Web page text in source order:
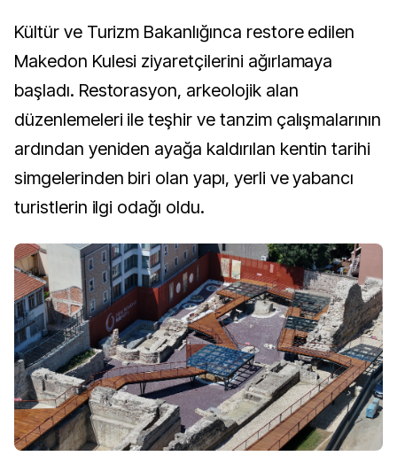
Kültür ve Turizm Bakanlığınca restore edilen
Makedon Kulesi ziyaretçilerini ağırlamaya
başladı. Restorasyon, arkeolojik alan
düzenlemeleri ile teşhir ve tanzim çalışmalarının
ardından yeniden ayağa kaldırılan kentin tarihi
simgelerinden biri olan yapı, yerli ve yabancı
turistlerin ilgi odağı oldu.